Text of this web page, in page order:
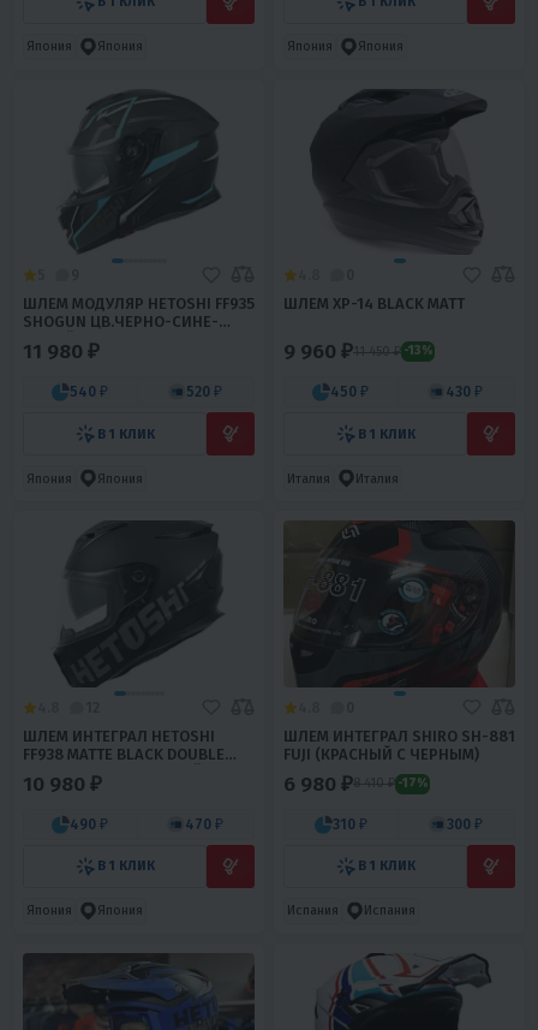
Япония Япония Япония Япония
ШЛЕМ МОДУЛЯР HETOSHI FF935
SHOGUN ЦВ.ЧЕРНО-СИНЕ-
БЕЛЫЙ Р.M
11 980 ₽
540 ₽ 520 ₽
В 1 КЛИК
Япония Япония
ШЛЕМ XP-14 BLACK MATT
9 960 ₽11 450 ₽ -13%
450 ₽ 430 ₽
В 1 КЛИК
Италия Италия
ШЛЕМ ИНТЕГРАЛ HETOSHI
FF938 MATTE BLACK DOUBLE
VISOR ЦВ.ЧЕРНО-СЕРЫЙ Р.S
10 980 ₽
490 ₽ 470 ₽
В 1 КЛИК
Япония Япония
ШЛЕМ ИНТЕГРАЛ SHIRO SH-881
FUJI (КРАСНЫЙ С ЧЕРНЫМ)
6 980 ₽8 410 ₽ -17%
310 ₽ 300 ₽
В 1 КЛИК
Испания Испания